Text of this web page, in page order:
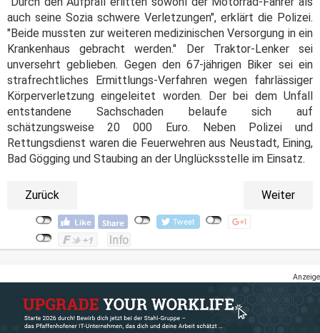
auch seine Sozia schwere Verletzungen", erklärt die Polizei.
"Beide mussten zur weiteren medizinischen Versorgung in ein
Krankenhaus gebracht werden." Der Traktor-Lenker sei
unversehrt geblieben. Gegen den 67-jährigen Biker sei ein
strafrechtliches Ermittlungs-Verfahren wegen fahrlässiger
Körperverletzung eingeleitet worden. Der bei dem Unfall
entstandene Sachschaden belaufe sich auf
schätzungsweise 20 000 Euro. Neben Polizei und
Rettungsdienst waren die Feuerwehren aus Neustadt, Eining,
Bad Gögging und Staubing an der Unglücksstelle im Einsatz.
Zurück Weiter
Anzeige